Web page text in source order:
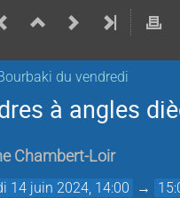
du vendredi
à angles
Chambert-Loir
14 juin 2024, 14:00 →